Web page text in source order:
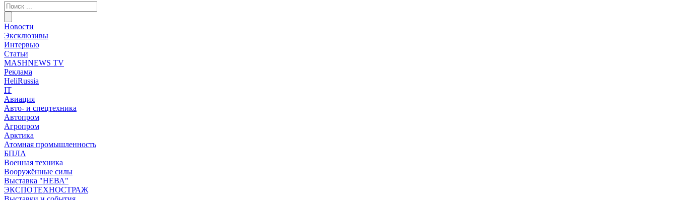
Новости
Эксклюзивы
Интервью
Статьи
MASHNEWS TV
Реклама
HeliRussia
IT
Авиация
Авто- и спецтехника
Автопром
Агропром
Арктика
Атомная промышленность
БПЛА
Военная техника
Вооружённые силы
Выставка "НЕВА"
ЭКСПОТЕХНОСТРАЖ